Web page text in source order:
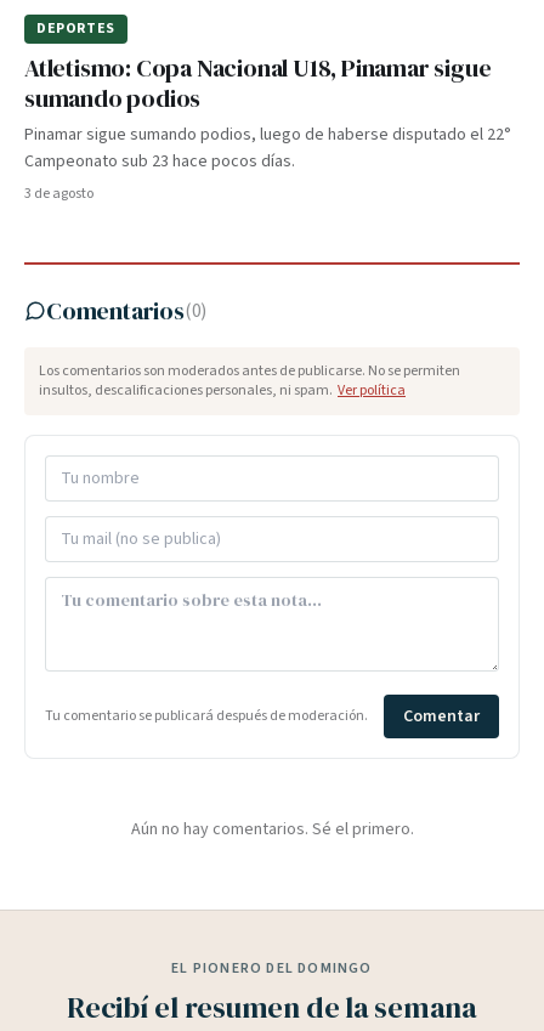
DEPORTES
Atletismo: Copa Nacional U18, Pinamar sigue
sumando podios
Pinamar sigue sumando podios, luego de haberse disputado el 22°
Campeonato sub 23 hace pocos días.
3 de agosto
Comentarios(0)
Los comentarios son moderados antes de publicarse. No se permiten
insultos, descalificaciones personales, ni spam. Ver política
Tu comentario se publicará después de moderación. Comentar
Aún no hay comentarios. Sé el primero.
EL PIONERO DEL DOMINGO
Recibí el resumen de la semana